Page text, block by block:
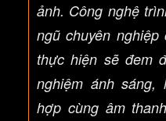
ảnh. Công nghệ
ngũ chuyên
thực hiện sẽ đem
nghiệm ánh
hợp cùng âm